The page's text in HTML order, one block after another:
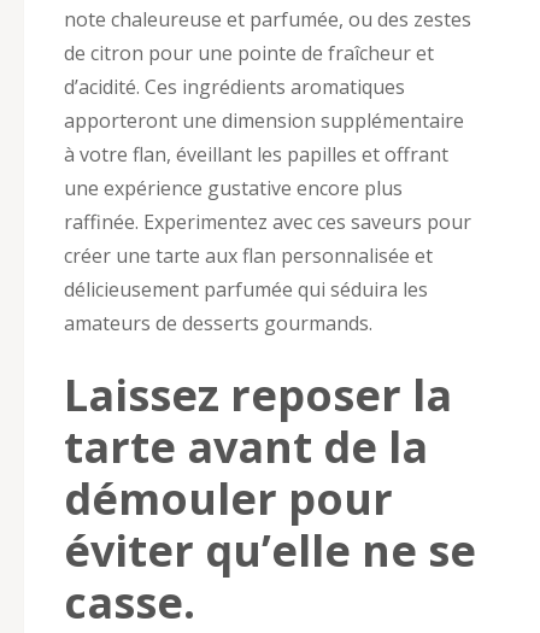
note chaleureuse et parfumée, ou des zestes
de citron pour une pointe de fraîcheur et
d’acidité. Ces ingrédients aromatiques
apporteront une dimension supplémentaire
à votre flan, éveillant les papilles et offrant
une expérience gustative encore plus
raffinée. Experimentez avec ces saveurs pour
créer une tarte aux flan personnalisée et
délicieusement parfumée qui séduira les
amateurs de desserts gourmands.
Laissez reposer la
tarte avant de la
démouler pour
éviter qu’elle ne se
casse.